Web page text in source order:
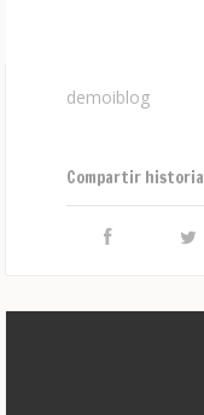
demoiblog
Compartir historia